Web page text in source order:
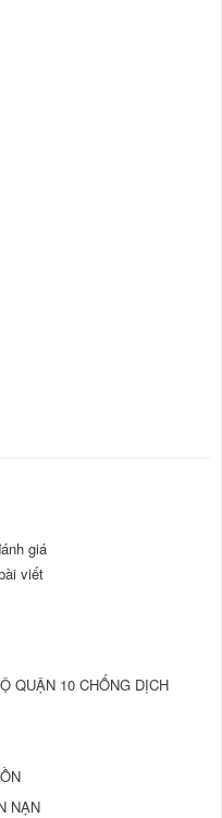
giá
viết
QUẬN 10 CHỐNG DỊCH
NẠN